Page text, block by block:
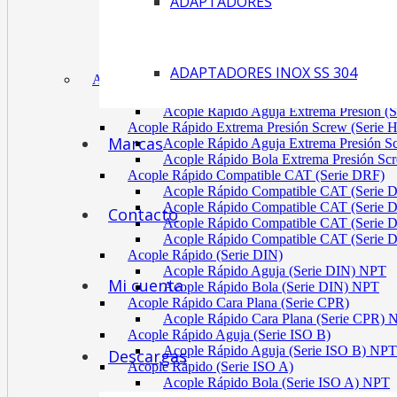
ADAPTADORES INOX SS 304
Marcas
Contacto
Mi cuenta
Descargas
ACÓPLES RÁPIDOS
Acople Rápido Aguja Extrema Presión
Acople Rápido Extrema Presión Screw (Serie
Acople Rápido Aguja Extrema Presión
Acople Rápido Bola Extrema Presión
Acople Rápido Compatible CAT (Serie DRF)
Acople Rápido Compatible CAT (Serie
Acople Rápido Compatible CAT (Serie
Acople Rápido Compatible CAT (Serie
Acople Rápido Compatible CAT (Serie
Acople Rápido (Serie DIN)
Acople Rápido Aguja (Serie DIN) NPT
Acople Rápido Bola (Serie DIN) NPT
Acople Rápido Cara Plana (Serie CPR)
Acople Rápido Cara Plana (Serie CPR)
Acople Rápido Aguja (Serie ISO B)
Acople Rápido Aguja (Serie ISO B) NPT
Acople Rápido (Serie ISO A)
Acople Rápido Bola (Serie ISO A) NPT